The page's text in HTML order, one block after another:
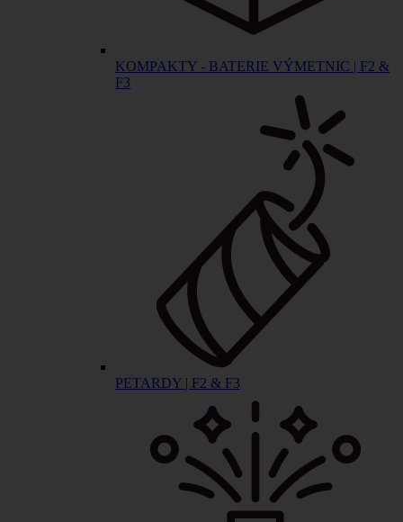
KOMPAKTY - BATERIE VÝMETNIC | F2 &
F3
PETARDY | F2 & F3